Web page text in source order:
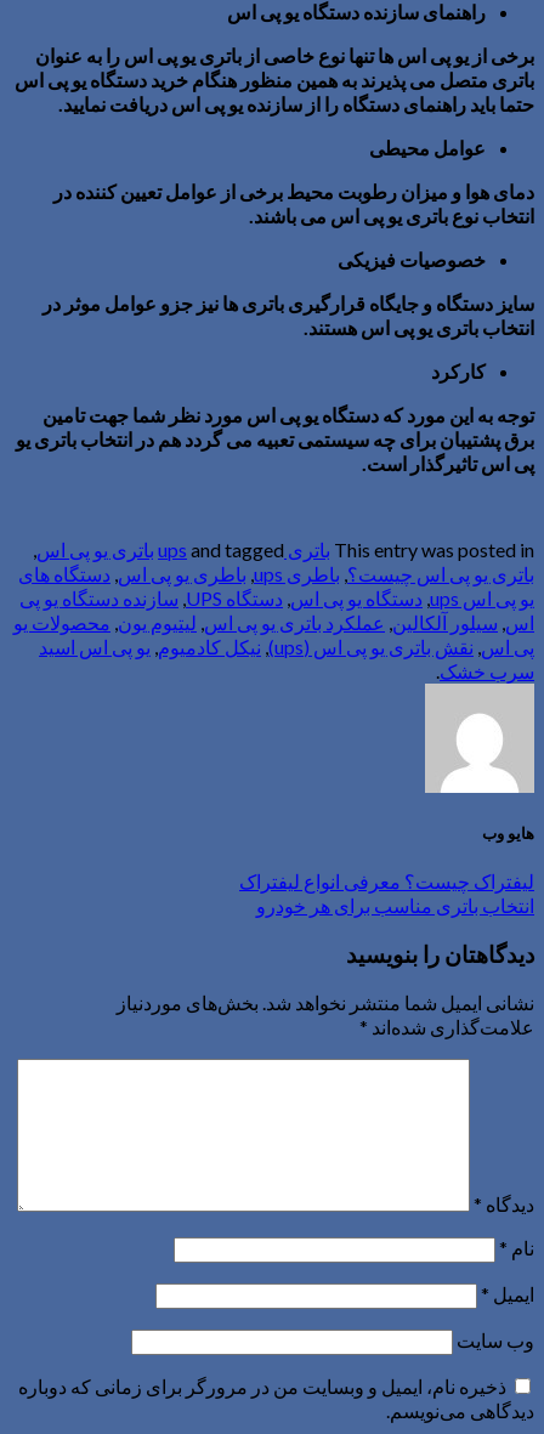
راهنمای سازنده دستگاه یو پی اس
برخی از یو پی اس ها تنها نوع خاصی از باتری یو پی اس را به عنوان
باتری متصل می پذیرند به همین منظور هنگام خرید دستگاه یو پی اس
حتما باید راهنمای دستگاه را از سازنده یو پی اس دریافت نمایید.
عوامل محیطی
دمای هوا و میزان رطوبت محیط برخی از عوامل تعیین کننده در
انتخاب نوع باتری یو پی اس می باشند.
خصوصیات فیزیکی
سایز دستگاه و جایگاه قرارگیری باتری ها نیز جزو عوامل موثر در
انتخاب باتری یو پی اس هستند.
کارکرد
توجه به این مورد که دستگاه یو پی اس مورد نظر شما جهت تامین
برق پشتیبان برای چه سیستمی تعبیه می گردد هم در انتخاب باتری یو
پی اس تاثیرگذار است.
This entry was posted in باتری ups and tagged باتری یو پی اس,
باتری یو پی اس چیست؟, باطری ups , باطری یو پی اس, دستگاه های
یو پی اس ups
, دستگاه یو پی اس, دستگاه UPS , سازنده دستگاه یو پی
اس, سیلور آلکالین, عملکرد باتری یو پی اس, لیتیوم یون, محصولات یو
پی اس, نقش باتری یو پی اس (ups) , نیکل کادمیوم, یو پی اس اسید
سرب خشک.
هایو وب
لیفتراک چیست؟ معرفی انواع لیفتراک
انتخاب باتری مناسب برای هر خودرو
دیدگاهتان را بنویسید
نشانی ایمیل شما منتشر نخواهد شد. بخش‌های موردنیاز
علامت‌گذاری شده‌اند *
دیدگاه *
نام *
ایمیل *
وب‌ سایت
ذخیره نام، ایمیل و وبسایت من در مرورگر برای زمانی که دوباره
دیدگاهی می‌نویسم.